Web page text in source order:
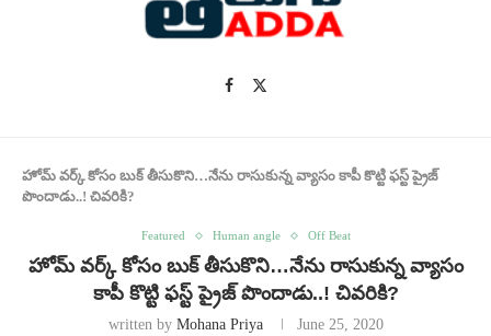
హోమ్ వర్క్ కోసం బుక్ తీసుకొని…నేను రాసుకున్న వ్యాసం కాపీ కొట్టి ఫస్ట్ ప్రైజ్
పొందాడు..! చివరికి?
Featured Human angle Off Beat
హోమ్ వర్క్ కోసం బుక్ తీసుకొని…నేను రాసుకున్న వ్యాసం
కాపీ కొట్టి ఫస్ట్ ప్రైజ్ పొందాడు..! చివరికి?
written by Mohana Priya June 25, 2020